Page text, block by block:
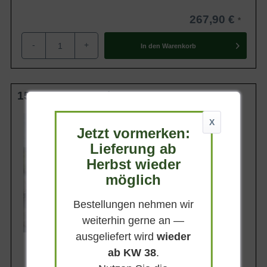
267,90 €
- + In den Warenkorb
150-175 cm m. Db.
Belaubung
Immergrün
Blatt- / Nadelfarbe
Silberblau
Graubraun
Lieferbar ab KW41
X
Jetzt vormerken:
Lieferung ab
Herbst wieder
möglich
Bestellungen nehmen wir
weiterhin gerne an —
ausgeliefert wirdwieder
ab KW 38.